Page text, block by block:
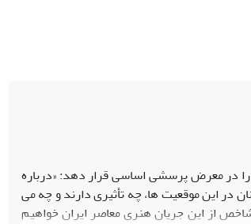
را در معرض پرسشی اساسی قرار دهد: «درباره
این موقعیت ها، چه تأثیری دارند و چه می
از این جریان هنری معاصر ایران خواهیم